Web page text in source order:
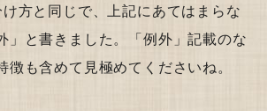
方と同じで、上記にあてはまらな
」と書きました。「例外」記載のな
徴も含めて見極めてくださいね。